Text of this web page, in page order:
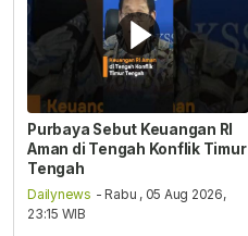
Purbaya Sebut Keuangan RI
Aman di Tengah Konflik Timur
Tengah
Dailynews - Rabu , 05 Aug 2026,
23:15 WIB